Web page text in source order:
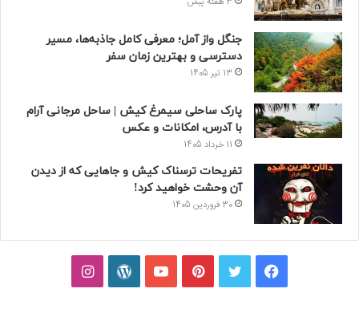
جنگل واز آمل؛ معرفی کامل جاذبه‌ها، مسیر
دسترسی و بهترین زمان سفر
13 تیر 1405
پارک ساحلی سیمرغ کیش | ساحل مرجانی آرام
با آدرس، امکانات و عکس
11 خرداد 1405
تفریحات ترسناک کیش و جاهایی که از دیدن
آن وحشت خواهید کرد!
30 فروردین 1405
فیسبوکتوییترپینتریستیوتیوبوردپرساینستاگرام